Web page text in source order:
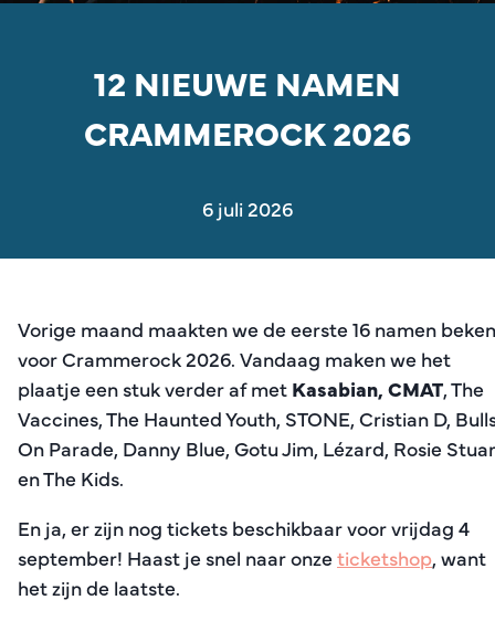
12 NIEUWE NAMEN
CRAMMEROCK 2026
6 juli 2026
Vorige maand maakten we de eerste 16 namen
voor Crammerock 2026. Vandaag maken we het
plaatje een stuk verder af met Kasabian, CMAT, The
Vaccines, The Haunted Youth, STONE, Cristian D,
On Parade, Danny Blue, Gotu Jim, Lézard, Rosie
en The Kids.
En ja, er zijn nog tickets beschikbaar voor vrijdag 4
september! Haast je snel naar onzeticketshop, want
het zijn de laatste.